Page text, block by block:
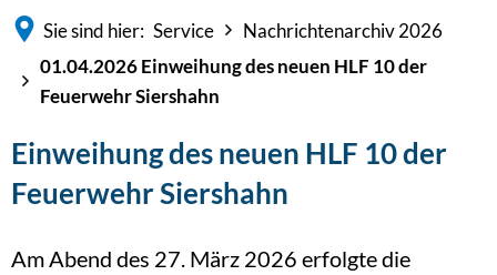
Sie sind hier: Service
Nachrichtenarchiv 2026
01.04.2026 Einweihung des neuen HLF 10 der
Feuerwehr Siershahn
Einweihung des neuen HLF 10 der
Feuerwehr Siershahn
Am Abend des 27. März 2026 erfolgte die